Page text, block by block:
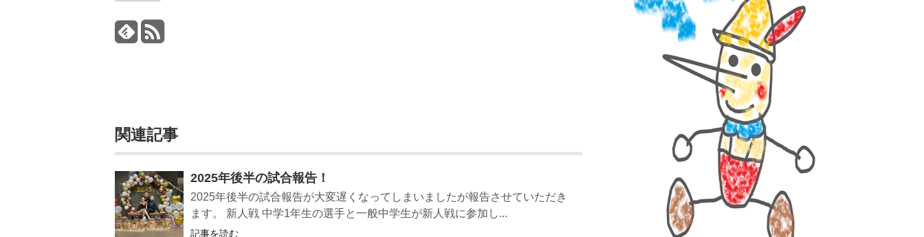
関連記事
2025年後半の試合報告！
2025年後半の試合報告が大変遅くなってしまいましたが報告させていただき
ます。 新人戦 中学1年生の選手と一般中学生が新人戦に参加し...
記事を読む